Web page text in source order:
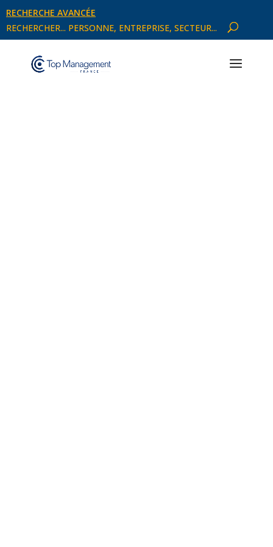
RECHERCHER... PERSONNE, ENTREPRISE, SECTEUR...
RECHERCHE AVANCÉE